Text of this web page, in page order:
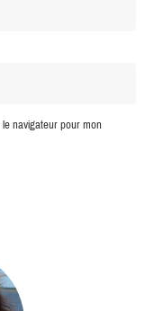
navigateur pour mon